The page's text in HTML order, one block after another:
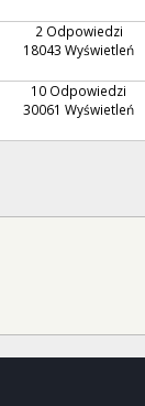
2 Odpowiedzi
18043 Wyświetleń
10 Odpowiedzi
30061 Wyświetleń